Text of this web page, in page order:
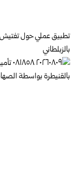
تطبيق عملي حول
بالزبلطاني